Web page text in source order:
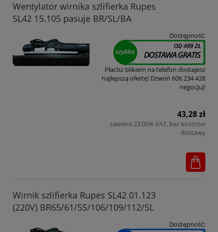
Wentylator wirnika szlifierka Rupes
SL42 15.105 pasuje BR/SL/BA
Dostępność:
Płacisz blikiem na telefon dostajesz
najlepszą ofertę! Dzwoń 606 234 428
negocjuj!
43,28 zł
zawiera 23.00% VAT, bez kosztów
dostawy
Wirnik szlifierka Rupes SL42 01.123
(220V) BR65/61/55/106/109/112/SL
Dostępność: